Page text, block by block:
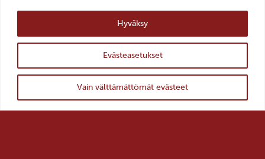
Evästeasetukset
Vain välttämättömät evästeet
Hyväksy
ylös
TILAA UUTISKIRJE >